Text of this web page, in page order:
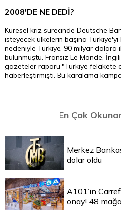
2008'DE NE DEDİ?
Küresel kriz sürecinde Deutsche
isteyecek ülkelerin başına Türkiye'yi
nedeniyle Türkiye, 90 milyar dolara
bulunmuştu. Fransız Le Monde,
gazeteler raporu "Türkiye felakete
haberleştirmişti. Bu karalama
En Çok
Merkez
dolar oldu
A101’in
onay! 48